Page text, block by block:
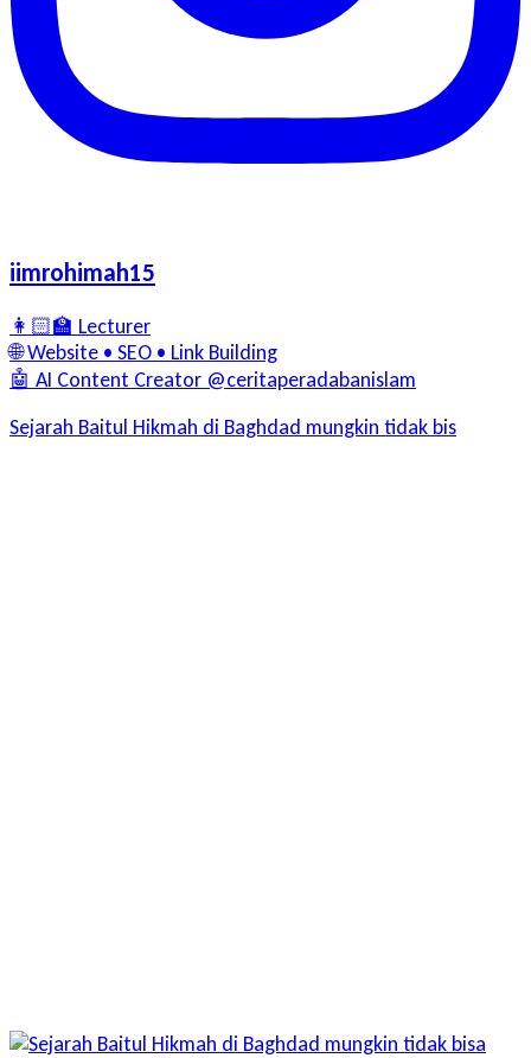
iimrohimah15
👩🏻‍🏫 Lecturer
🌐 Website • SEO • Link Building
🤖 AI Content Creator @ceritaperadabanislam
Sejarah Baitul Hikmah di Baghdad mungkin tidak bis